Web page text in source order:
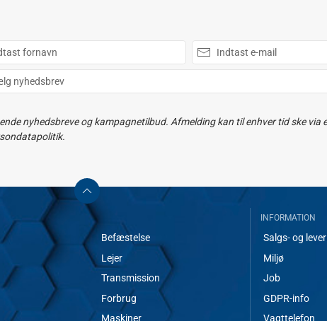
nyhedsbreve og kampagnetilbud. Afmelding kan til enhver tid ske via
Befæstelse
Lejer
Transmission
Forbrug
Maskiner
INFORMATION
Salgs- og
Miljø
Job
GDPR-info
Vagttelefon